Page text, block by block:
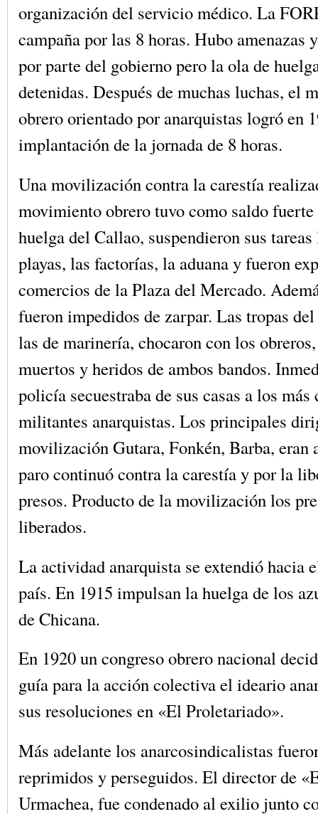
organización del servicio médico. La
campaña por las 8 horas. Hubo amenazas
por parte del gobierno pero la ola de
detenidas. Después de muchas luchas, el
obrero orientado por anarquistas logró en
implantación de la jornada de 8 horas.
Una movilización contra la carestía
movimiento obrero tuvo como saldo
huelga del Callao, suspendieron sus
playas, las factorías, la aduana y fueron
comercios de la Plaza del Mercado.
fueron impedidos de zarpar. Las tropas
las de marinería, chocaron con los
muertos y heridos de ambos bandos.
policía secuestraba de sus casas a los más
militantes anarquistas. Los principales
movilización Gutara, Fonkén, Barba, eran
paro continuó contra la carestía y por la
presos. Producto de la movilización los
liberados.
La actividad anarquista se extendió hacia
país. En 1915 impulsan la huelga de los
de Chicana.
En 1920 un congreso obrero nacional
guía para la acción colectiva el ideario
sus resoluciones en «El Proletariado».
Más adelante los anarcosindicalistas
reprimidos y perseguidos. El director de
Urmachea, fue condenado al exilio junto